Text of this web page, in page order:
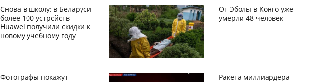
Снова в школу: в Беларуси
более 100 устройств
Huawei получили скидки к
новому учебному году
Фотографы покажут
От Эболы в Конго уже
умерли 48 человек
Ракета миллиардера